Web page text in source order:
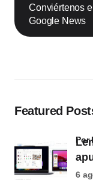
Conviértenos
Google News
Featured
6